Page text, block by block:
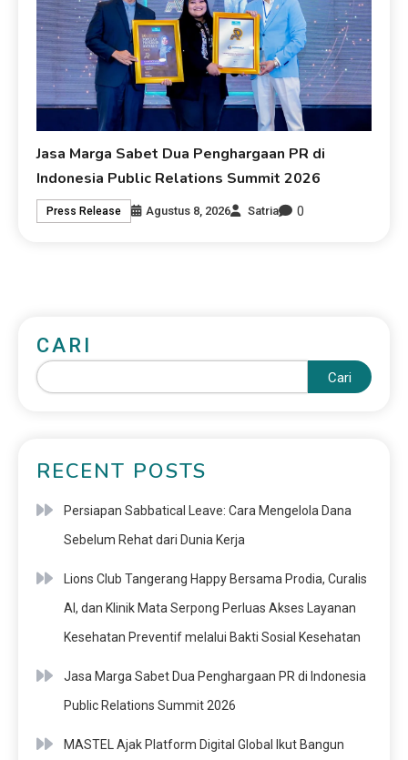
Jasa Marga Sabet Dua Penghargaan PR di
Indonesia Public Relations Summit 2026
Press Release Agustus 8, 2026 Satria 0
CARI
Cari
RECENT POSTS
Persiapan Sabbatical Leave: Cara Mengelola Dana
Sebelum Rehat dari Dunia Kerja
Lions Club Tangerang Happy Bersama Prodia, Curalis
AI, dan Klinik Mata Serpong Perluas Akses Layanan
Kesehatan Preventif melalui Bakti Sosial Kesehatan
Jasa Marga Sabet Dua Penghargaan PR di Indonesia
Public Relations Summit 2026
MASTEL Ajak Platform Digital Global Ikut Bangun